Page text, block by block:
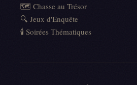
🗺️ Chasse au Trésor
🔍 Jeux d'Enquête
🕯️ Soirées Thématiques